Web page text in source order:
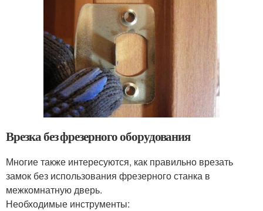
Врезка без фрезерного оборудования
Многие также интересуются, как правильно врезать
замок без использования фрезерного станка в
межкомнатную дверь.
Необходимые инструменты: